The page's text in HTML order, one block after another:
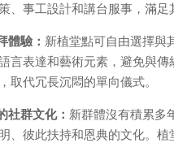
、事工設計和講台服事，滿
體驗： 新植堂點可自由選擇與
言表達和藝術元素，避免與
取代冗長沉悶的單向儀式。
社群文化： 新群體沒有積累多
、彼此扶持和恩典的文化。